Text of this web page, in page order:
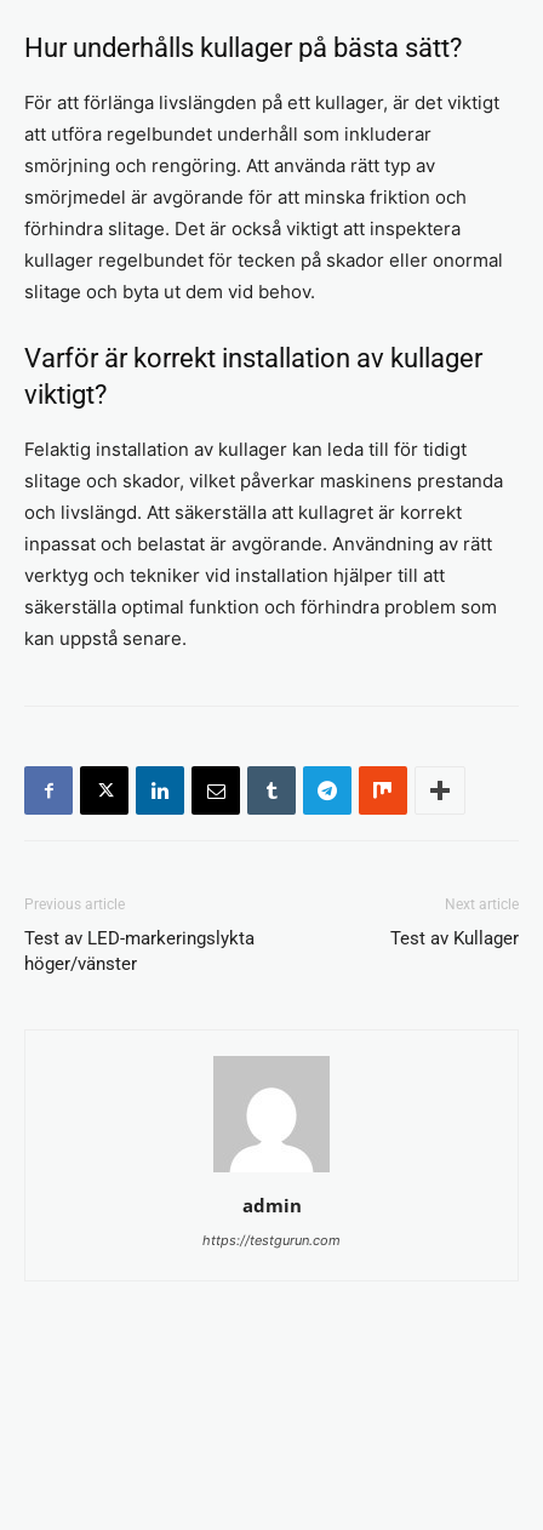
Hur underhålls kullager på bästa sätt?
För att förlänga livslängden på ett kullager, är det viktigt
att utföra regelbundet underhåll som inkluderar
smörjning och rengöring. Att använda rätt typ av
smörjmedel är avgörande för att minska friktion och
förhindra slitage. Det är också viktigt att inspektera
kullager regelbundet för tecken på skador eller onormal
slitage och byta ut dem vid behov.
Varför är korrekt installation av kullager
viktigt?
Felaktig installation av kullager kan leda till för tidigt
slitage och skador, vilket påverkar maskinens prestanda
och livslängd. Att säkerställa att kullagret är korrekt
inpassat och belastat är avgörande. Användning av rätt
verktyg och tekniker vid installation hjälper till att
säkerställa optimal funktion och förhindra problem som
kan uppstå senare.
Previous article
Test av LED-markeringslykta
höger/vänster
Next article
Test av Kullager
admin
https://testgurun.com